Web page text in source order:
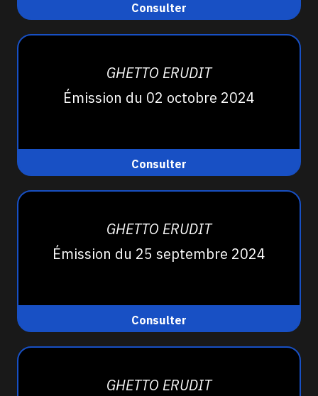
Consulter
GHETTO ERUDIT
Émission du 02 octobre 2024
Consulter
GHETTO ERUDIT
Émission du 25 septembre 2024
Consulter
GHETTO ERUDIT